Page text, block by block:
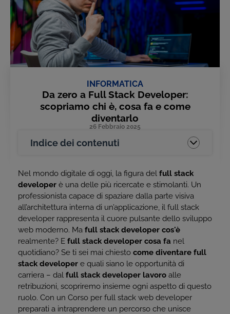
INFORMATICA
Da zero a Full Stack Developer:
scopriamo chi è, cosa fa e come
diventarlo
26 Febbraio 2025
Indice dei contenuti
Nel mondo digitale di oggi, la figura del full stack
developer è una delle più ricercate e stimolanti. Un
professionista capace di spaziare dalla parte visiva
all’architettura interna di un’applicazione, il full stack
developer rappresenta il cuore pulsante dello sviluppo
web moderno. Ma full stack developer cos'è
realmente? E full stack developer cosa fa nel
quotidiano? Se ti sei mai chiesto come diventare full
stack developer e quali siano le opportunità di
carriera – dal full stack developer lavoro alle
retribuzioni, scopriremo insieme ogni aspetto di questo
ruolo. Con un Corso per full stack web developer
preparati a intraprendere un percorso che unisce